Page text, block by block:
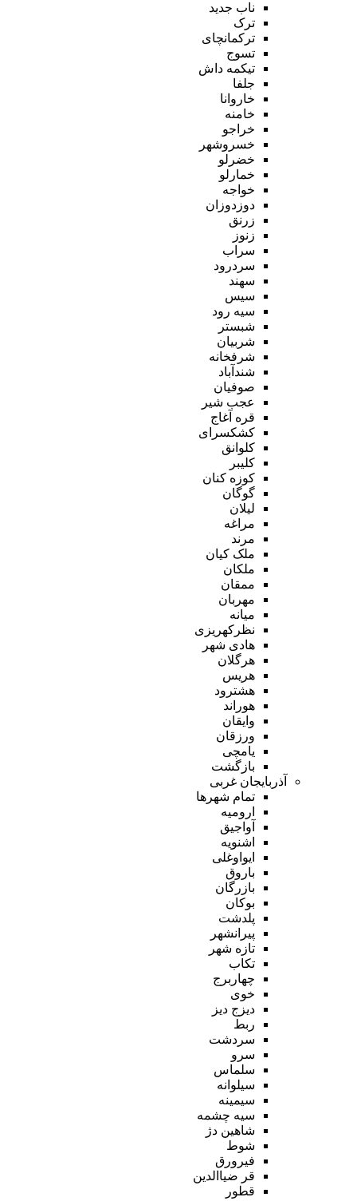
ناب جدید
ترک
ترکمانچای
تسوج
تیکمه داش
جلفا
خاروانا
خامنه
خراجو
خسروشهر
خضرلو
خمارلو
خواجه
دوزدوزان
زرنق
زنوز
سراب
سردرود
سهند
سیس
سیه رود
شبستر
شربیان
شرفخانه
شندآباد
صوفیان
عجب شیر
قره آغاج
کشکسرای
کلوانق
کلیبر
کوزه کنان
گوگان
لیلان
مراغه
مرند
ملک کیان
ملکان
ممقان
مهربان
میانه
نظرکهریزی
هادی شهر
هرگلان
هریس
هشترود
هوراند
وایقان
ورزقان
یامچی
بازگشت
آذربایجان غربی
تمام شهر‌ها
ارومیه
آواجیق
اشنویه
ایواوغلی
باروق
بازرگان
بوکان
پلدشت
پیرانشهر
تازه شهر
تکاب
چهاربرج
خوی
دیزج دیز
ربط
سردشت
سرو
سلماس
سیلوانه
سیمینه
سیه چشمه
شاهین دژ
شوط
فیرورق
قر ضیاالدین
قطور